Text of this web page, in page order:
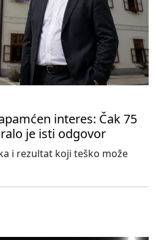
interes: Čak 75
je isti odgovor
i rezultat koji teško može